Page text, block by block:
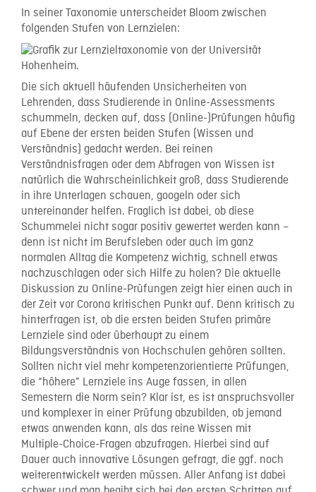
In seiner Taxonomie unterscheidet Bloom zwischen
folgenden Stufen von Lernzielen:
Die sich aktuell häufenden Unsicherheiten von
Lehrenden, dass Studierende in Online-Assessments
schummeln, decken auf, dass (Online-)Prüfungen häufig
auf Ebene der ersten beiden Stufen (Wissen und
Verständnis) gedacht werden. Bei reinen
Verständnisfragen oder dem Abfragen von Wissen ist
natürlich die Wahrscheinlichkeit groß, dass Studierende
in ihre Unterlagen schauen, googeln oder sich
untereinander helfen. Fraglich ist dabei, ob diese
Schummelei nicht sogar positiv gewertet werden kann –
denn ist nicht im Berufsleben oder auch im ganz
normalen Alltag die Kompetenz wichtig, schnell etwas
nachzuschlagen oder sich Hilfe zu holen? Die aktuelle
Diskussion zu Online-Prüfungen zeigt hier einen auch in
der Zeit vor Corona kritischen Punkt auf. Denn kritisch zu
hinterfragen ist, ob die ersten beiden Stufen primäre
Lernziele sind oder überhaupt zu einem
Bildungsverständnis von Hochschulen gehören sollten.
Sollten nicht viel mehr kompetenzorientierte Prüfungen,
die “höhere” Lernziele ins Auge fassen, in allen
Semestern die Norm sein? Klar ist, es ist anspruchsvoller
und komplexer in einer Prüfung abzubilden, ob jemand
etwas anwenden kann, als das reine Wissen mit
Multiple-Choice-Fragen abzufragen. Hierbei sind auf
Dauer auch innovative Lösungen gefragt, die ggf. noch
weiterentwickelt werden müssen. Aller Anfang ist dabei